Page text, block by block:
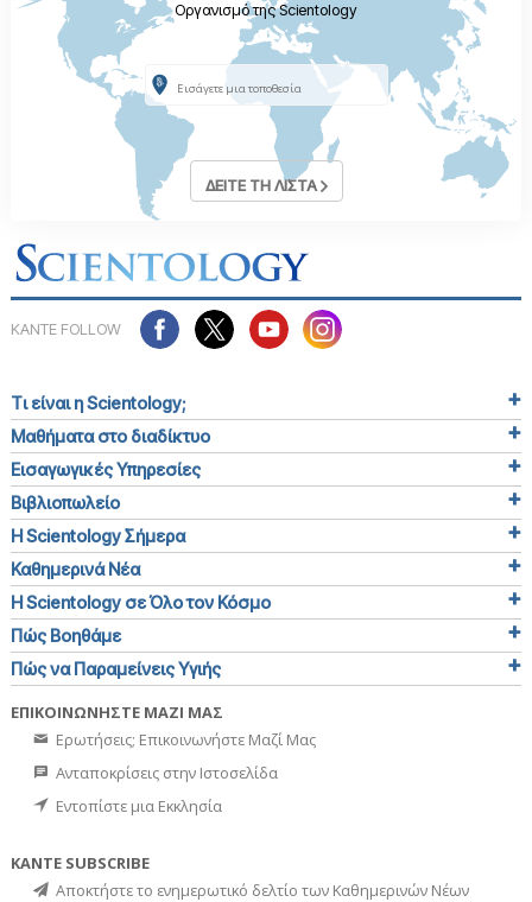
Οργανισμό της Scientology
ΔΕΙΤΕ ΤΗ ΛΙΣΤΑ
ΚΑΝΤΕ FOLLOW
Τι είναι η Scientology;
Μαθήματα στο διαδίκτυο
Εισαγωγικές Υπηρεσίες
Βιβλιοπωλείο
Η Scientology Σήμερα
Καθημερινά Νέα
Η Scientology σε Όλο τον Κόσμο
Πώς Βοηθάμε
Πώς να Παραμείνεις Υγιής
ΕΠΙΚΟΙΝΩΝΗΣΤΕ ΜΑΖΙ ΜΑΣ
Ερωτήσεις; Επικοινωνήστε Μαζί Μας
Ανταποκρίσεις στην Ιστοσελίδα
Εντοπίστε μια Εκκλησία
ΚΑΝΤΕ SUBSCRIBE
Αποκτήστε το ενημερωτικό δελτίο των Καθημερινών Νέων